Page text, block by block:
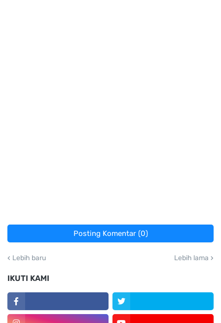
Posting Komentar (0)
Lebih baru Lebih lama
IKUTI KAMI